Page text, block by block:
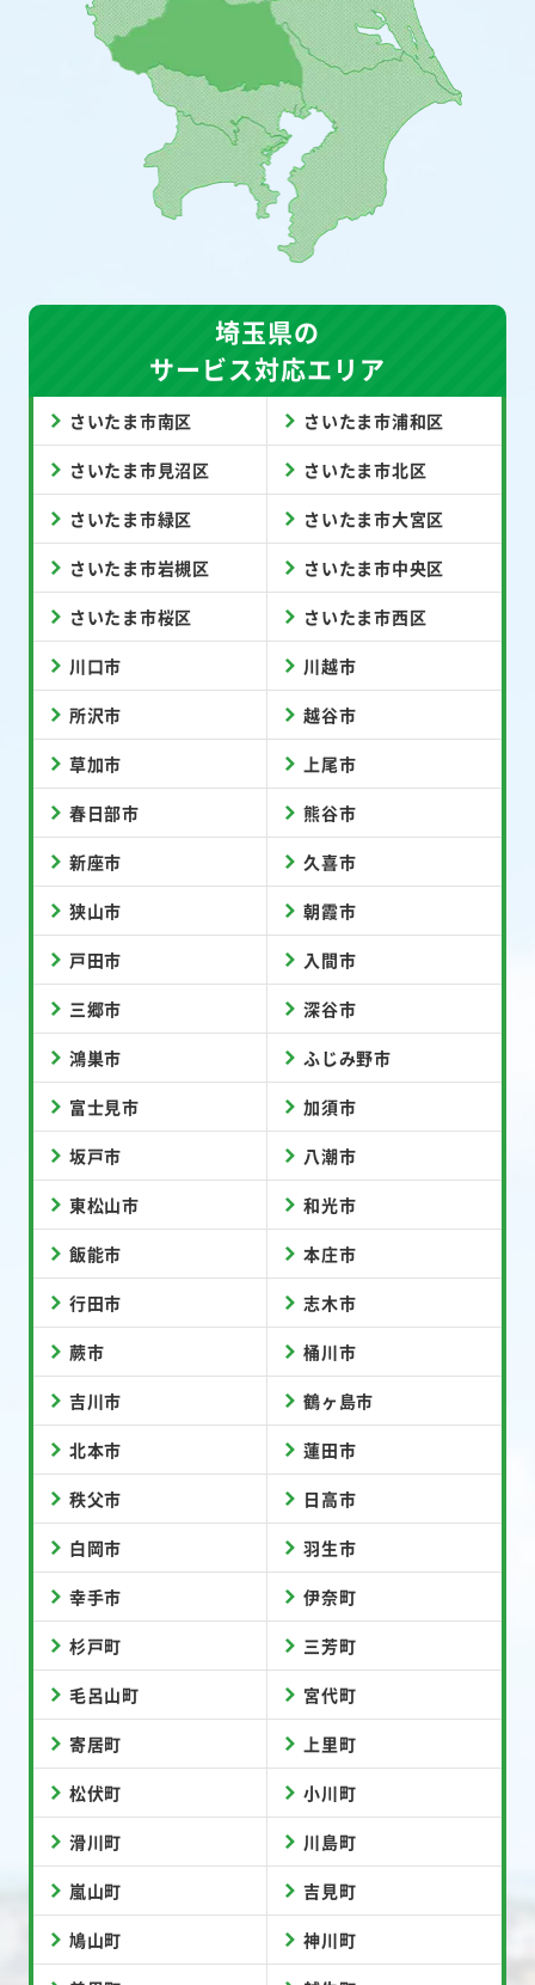
埼玉県の
サービス対応エリア
さいたま市南区 さいたま市浦和区
さいたま市見沼区 さいたま市北区
さいたま市緑区 さいたま市大宮区
さいたま市岩槻区 さいたま市中央区
さいたま市桜区 さいたま市西区
川口市 川越市
所沢市 越谷市
草加市 上尾市
春日部市 熊谷市
新座市 久喜市
狭山市 朝霞市
戸田市 入間市
三郷市 深谷市
鴻巣市 ふじみ野市
富士見市 加須市
坂戸市 八潮市
東松山市 和光市
飯能市 本庄市
行田市 志木市
蕨市 桶川市
吉川市 鶴ヶ島市
北本市 蓮田市
秩父市 日高市
白岡市 羽生市
幸手市 伊奈町
杉戸町 三芳町
毛呂山町 宮代町
寄居町 上里町
松伏町 小川町
滑川町 川島町
嵐山町 吉見町
鳩山町 神川町